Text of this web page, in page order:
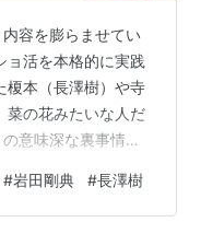
容を膨らませてい
ョ活を本格的に実践
榎本（長澤樹）や寺
菜の花みたいな人だ
意味深な裏事情を
気がしなくもない
ふとした時の"現実味
#岩田剛典 #長澤樹